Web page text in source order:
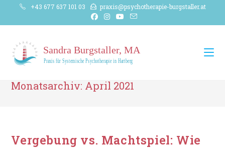
+43 677 637 101 03 praxis@psychotherapie-burgstaller.at
Monatsarchiv: April 2021
Vergebung vs. Machtspiel: Wie